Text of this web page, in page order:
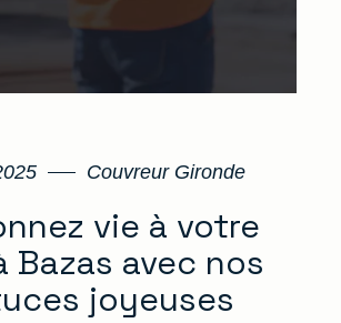
Couvreur Gironde
vie à votre
avec nos
joyeuses